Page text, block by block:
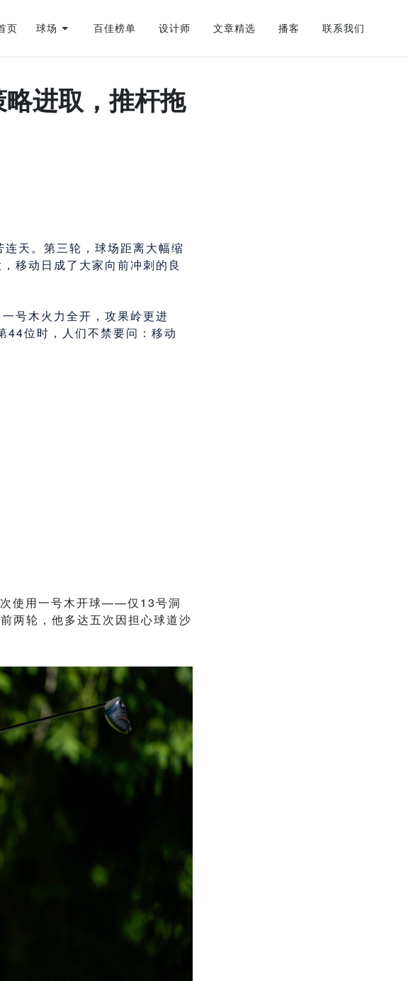
页 球场 百佳榜单 设计师 文章精选 播客 联系我们
进取，推杆拖
天。第三轮，球场距离大幅缩
移动日成了大家向前冲刺的良
号木火力全开，攻果岭更进
44位时，人们不禁要问：移动
使用一号木开球——仅13号洞
两轮，他多达五次因担心球道沙